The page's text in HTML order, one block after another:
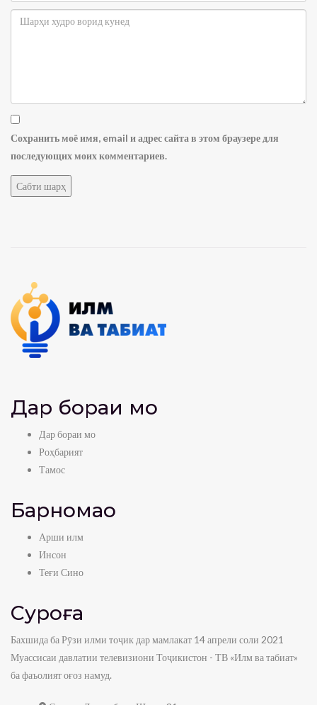
Сохранить моё имя, email и адрес сайта в этом браузере для
последующих моих комментариев.
Дар бораи мо
Дар бораи мо
Роҳбарият
Тамос
Барномаҳо
Арши илм
Инсон
Теғи Сино
Суроға
Бахшида ба Рӯзи илми тоҷик дар мамлакат 14 апрели соли 2021
Муассисаи давлатии телевизиони Тоҷикистон - ТВ «Илм ва табиат»
ба фаъолият оғоз намуд.